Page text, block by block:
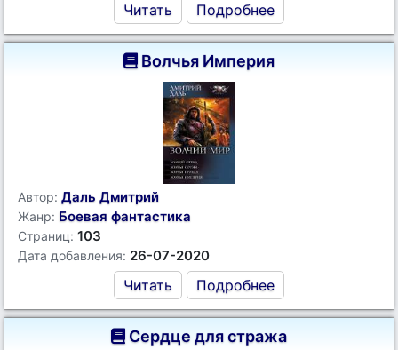
Читать Подробнее
Волчья Империя
Автор: Даль Дмитрий
Жанр: Боевая фантастика
Страниц: 103
Дата добавления: 26-07-2020
Читать Подробнее
Сердце для стража